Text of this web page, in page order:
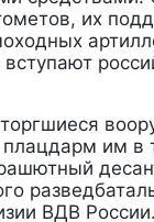
их
плацдарм им в
ВДВ